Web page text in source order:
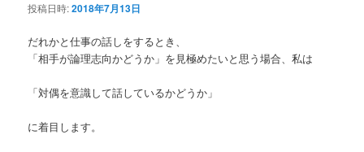
投稿日時:2018年7月13日
だれかと仕事の話しをするとき、
「相手が論理志向かどうか」を見極めたいと思う場合、私は
「対偶を意識して話しているかどうか」
に着目します。